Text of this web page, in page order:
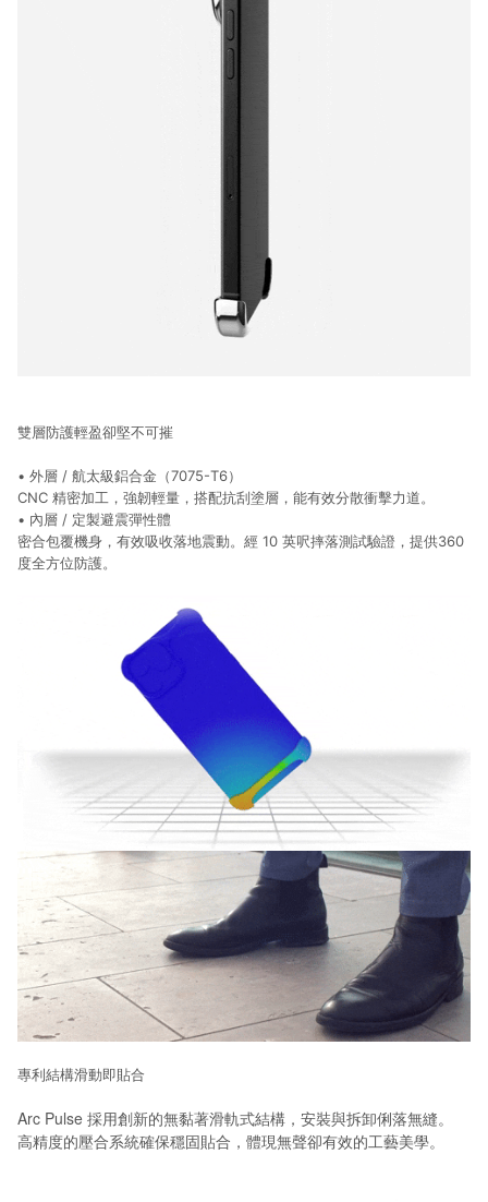
雙層防護輕盈卻堅不可摧
• 外層 / 航太級鋁合金（7075-T6）
CNC 精密加工，強韌輕量，搭配抗刮塗層，能有效分散衝擊力道。
• 內層 / 定製避震彈性體
密合包覆機身，有效吸收落地震動。經 10 英呎摔落測試驗證，提供360
度全方位防護。
專利結構滑動即貼合
Arc Pulse 採用創新的無黏著滑軌式結構，安裝與拆卸俐落無縫。
高精度的壓合系統確保穩固貼合，體現無聲卻有效的工藝美學。